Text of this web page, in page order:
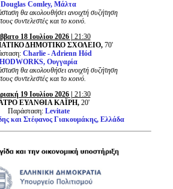
Douglas Comley, Μάλτα
θα ακολουθήσει ανοιχτή συζήτηση
συντελεστές και το κοινό.
18 Ιουλίου 2026 |
21:30
ΔΗΜΟΤΙΚΟ ΣΧΟΛΕΙΟ, 70'
Charlie - Adrienn Hód
HODWORKS, Ουγγαρία
θα ακολουθήσει ανοιχτή συζήτηση
συντελεστές και το κοινό.
19 Ιουλίου 2026 |
21:30
ΕΥΑΝΘΙΑ ΚΑΪΡΗ, 20'
Παράσταση: Levitate
και Στέφανος Γιακουμάκης, Ελλάδα